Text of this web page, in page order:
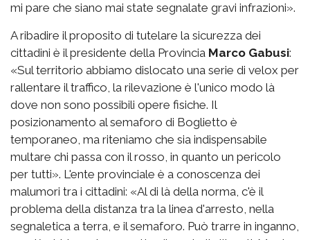
mi pare che siano mai state segnalate gravi infrazioni».
A ribadire il proposito di tutelare la sicurezza dei
cittadini è il presidente della Provincia Marco Gabusi:
«Sul territorio abbiamo dislocato una serie di velox per
rallentare il traffico, la rilevazione è l'unico modo là
dove non sono possibili opere fisiche. Il
posizionamento al semaforo di Boglietto è
temporaneo, ma riteniamo che sia indispensabile
multare chi passa con il rosso, in quanto un pericolo
per tutti». L'ente provinciale è a conoscenza dei
malumori tra i cittadini: «Al di là della norma, c'è il
problema della distanza tra la linea d'arresto, nella
segnaletica a terra, e il semaforo. Può trarre in inganno,